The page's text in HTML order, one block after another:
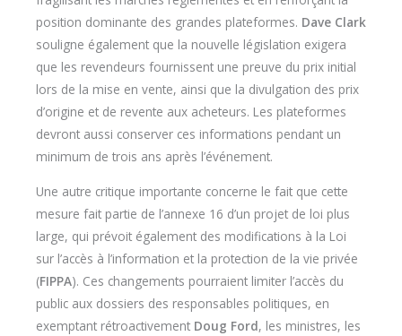
position dominante des grandes plateformes. Dave Clark
souligne également que la nouvelle législation exigera
que les revendeurs fournissent une preuve du prix initial
lors de la mise en vente, ainsi que la divulgation des prix
d’origine et de revente aux acheteurs. Les plateformes
devront aussi conserver ces informations pendant un
minimum de trois ans après l’événement.
Une autre critique importante concerne le fait que cette
mesure fait partie de l’annexe 16 d’un projet de loi plus
large, qui prévoit également des modifications à la Loi
sur l’accès à l’information et la protection de la vie privée
(FIPPA). Ces changements pourraient limiter l’accès du
public aux dossiers des responsables politiques, en
exemptant rétroactivement Doug Ford, les ministres, les